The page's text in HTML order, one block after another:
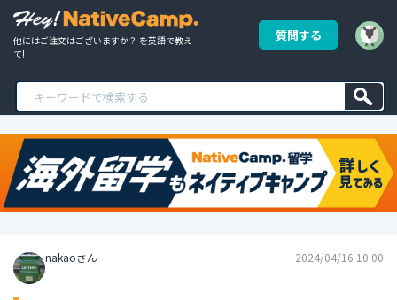
他にはご注文はございますか？ を英語で教え
て!
質問する
nakaoさん 2024/04/16 10:00